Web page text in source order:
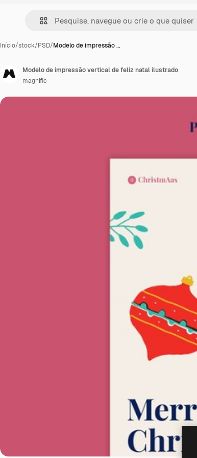
Início/stock/PSD/Modelo de impressão …
Modelo de impressão vertical de feliz natal ilustrado
magnific